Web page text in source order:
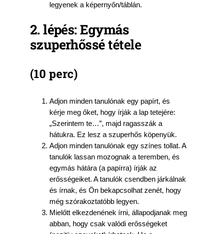
legyenek a képernyőn/táblán.
2. lépés: Egymás
szuperhőssététele
(10 perc)
Adjon minden tanulónak egy papírt, és
kérje meg őket, hogy írják a lap tetejére:
„Szerintem te…”, majd ragasszák a
hátukra. Ez lesz a szuperhős köpenyük.
Adjon minden tanulónak egy színes tollat. A
tanulók lassan mozognak a teremben, és
egymás hátára (a papírra) írják az
erősségeiket. A tanulók csendben járkálnak
és írnak, és Ön bekapcsolhat zenét, hogy
még szórakoztatóbb legyen.
Mielőtt elkezdenének írni, állapodjanak meg
abban, hogy csak valódi erősségeket